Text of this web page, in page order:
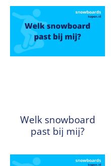
Welk snowboard
past bij mij?